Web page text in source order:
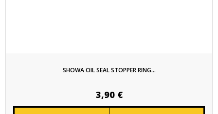
SHOWA OIL SEAL STOPPER RING...
3,90 €